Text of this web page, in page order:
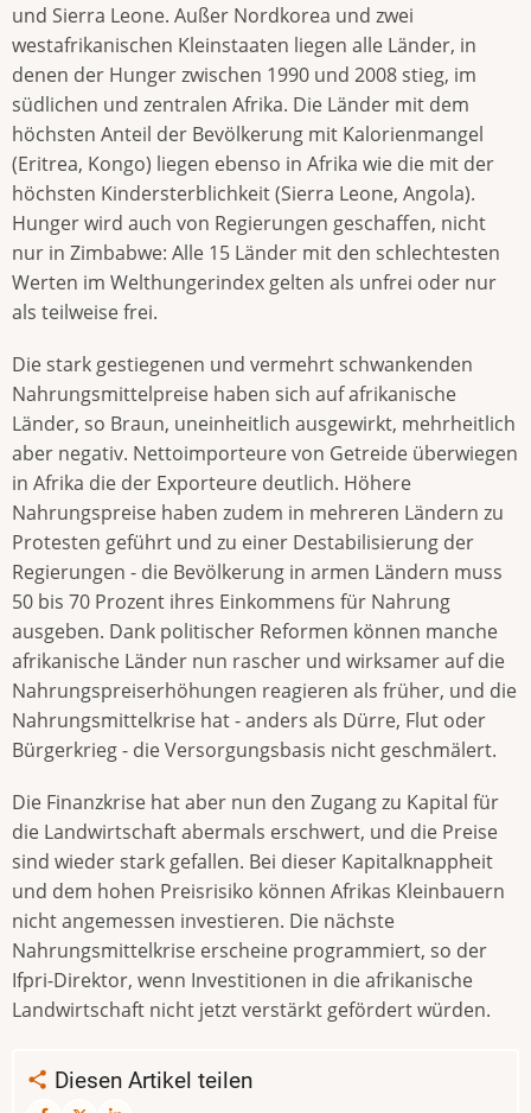
und Sierra Leone. Außer Nordkorea und zwei
westafrikanischen Kleinstaaten liegen alle Länder, in
denen der Hunger zwischen 1990 und 2008 stieg, im
südlichen und zentralen Afrika. Die Länder mit dem
höchsten Anteil der Bevölkerung mit Kalorienmangel
(Eritrea, Kongo) liegen ebenso in Afrika wie die mit der
höchsten Kindersterblichkeit (Sierra Leone, Angola).
Hunger wird auch von Regierungen geschaffen, nicht
nur in Zimbabwe: Alle 15 Länder mit den schlechtesten
Werten im Welthungerindex gelten als unfrei oder nur
als teilweise frei.
Die stark gestiegenen und vermehrt schwankenden
Nahrungsmittelpreise haben sich auf afrikanische
Länder, so Braun, uneinheitlich ausgewirkt, mehrheitlich
aber negativ. Nettoimporteure von Getreide überwiegen
in Afrika die der Exporteure deutlich. Höhere
Nahrungspreise haben zudem in mehreren Ländern zu
Protesten geführt und zu einer Destabilisierung der
Regierungen - die Bevölkerung in armen Ländern muss
50 bis 70 Prozent ihres Einkommens für Nahrung
ausgeben. Dank politischer Reformen können manche
afrikanische Länder nun rascher und wirksamer auf die
Nahrungspreiserhöhungen reagieren als früher, und die
Nahrungsmittelkrise hat - anders als Dürre, Flut oder
Bürgerkrieg - die Versorgungsbasis nicht geschmälert.
Die Finanzkrise hat aber nun den Zugang zu Kapital für
die Landwirtschaft abermals erschwert, und die Preise
sind wieder stark gefallen. Bei dieser Kapitalknappheit
und dem hohen Preisrisiko können Afrikas Kleinbauern
nicht angemessen investieren. Die nächste
Nahrungsmittelkrise erscheine programmiert, so der
Ifpri-Direktor, wenn Investitionen in die afrikanische
Landwirtschaft nicht jetzt verstärkt gefördert würden.
Diesen Artikel teilen